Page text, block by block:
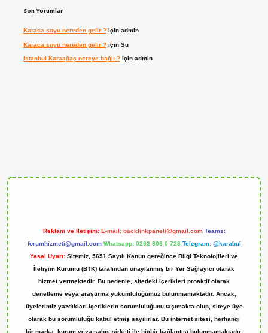
Son Yorumlar
Karaca soyu nereden gelir ?için admin
Karaca soyu nereden gelir ?için Su
Istanbul Karaağaç nereye bağlı ?için admin
Reklam ve İletişim: E-mail: backlinkpaneli@gmail.com Teams:
forumhizmeti@gmail.com Whatsapp: 0262 606 0 726 Telegram: @karabul
Yasal Uyarı: Sitemiz, 5651 Sayılı Kanun gereğince Bilgi Teknolojileri ve
İletişim Kurumu (BTK) tarafından onaylanmış bir Yer Sağlayıcı olarak
hizmet vermektedir. Bu nedenle, sitedeki içerikleri proaktif olarak
denetleme veya araştırma yükümlülüğümüz bulunmamaktadır. Ancak,
üyelerimiz yazdıkları içeriklerin sorumluluğunu taşımakta olup, siteye üye
olarak bu sorumluluğu kabul etmiş sayılırlar. Bu internet sitesi, herhangi
bir marka, kurum veya şahıs şirketi ile hiçbir bağlantısı bulunmamaktadır.